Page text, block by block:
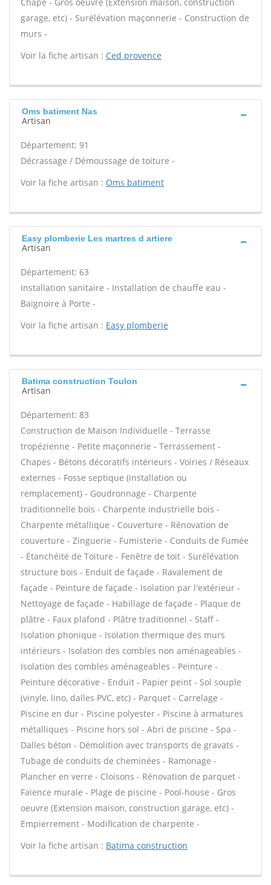
garage, etc) - Surélévation maçonnerie - Construction de
murs -
Voir la fiche artisan : Ced provence
Oms batiment Nas
Artisan
Département: 91
Décrassage / Démoussage de toiture -
Voir la fiche artisan : Oms batiment
Easy plomberie Les martres d artiere
Artisan
Département: 63
Installation sanitaire - Installation de chauffe eau -
Baignoire à Porte -
Voir la fiche artisan : Easy plomberie
Batima construction Toulon
Artisan
Département: 83
Construction de Maison Individuelle - Terrasse
tropézienne - Petite maçonnerie - Terrassement -
Chapes - Bétons décoratifs intérieurs - Voiries / Réseaux
externes - Fosse septique (installation ou
remplacement) - Goudronnage - Charpente
traditionnelle bois - Charpente industrielle bois -
Charpente métallique - Couverture - Rénovation de
couverture - Zinguerie - Fumisterie - Conduits de Fumée
- Étanchéité de Toiture - Fenêtre de toit - Surélévation
structure bois - Enduit de façade - Ravalement de
façade - Peinture de façade - Isolation par l'extérieur -
Nettoyage de façade - Habillage de façade - Plaque de
plâtre - Faux plafond - Plâtre traditionnel - Staff -
Isolation phonique - Isolation thermique des murs
intérieurs - Isolation des combles non aménageables -
Isolation des combles aménageables - Peinture -
Peinture décorative - Enduit - Papier peint - Sol souple
(vinyle, lino, dalles PVC, etc) - Parquet - Carrelage -
Piscine en dur - Piscine polyester - Piscine à armatures
métalliques - Piscine hors sol - Abri de piscine - Spa -
Dalles béton - Démolition avec transports de gravats -
Tubage de conduits de cheminées - Ramonage -
Plancher en verre - Cloisons - Rénovation de parquet -
Faïence murale - Plage de piscine - Pool-house - Gros
oeuvre (Extension maison, construction garage, etc) -
Empierrement - Modification de charpente -
Voir la fiche artisan : Batima construction